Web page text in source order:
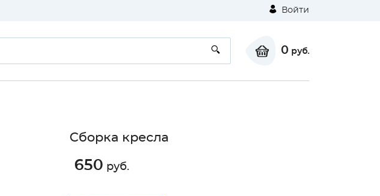
Войти
0 руб.
Сборка кресла
650 руб.